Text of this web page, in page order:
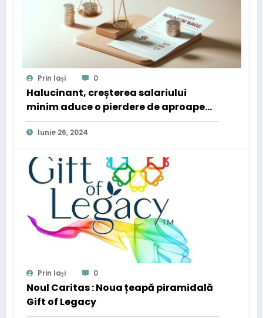
Prin Iași 0
Halucinant, creșterea salariului
minim aduce o pierdere de aproape
100 lei pentru 1 leu primit.
Iunie 26, 2024
Prin Iași 0
Noul Caritas : Noua țeapă piramidală
Gift of Legacy